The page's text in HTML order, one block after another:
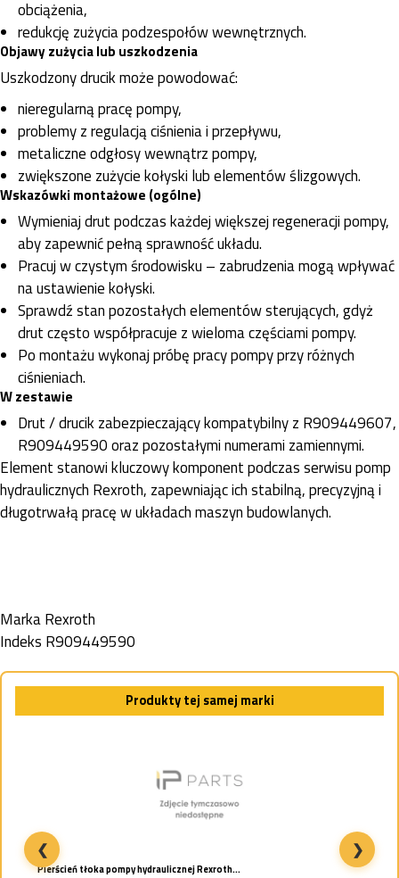
obciążenia,
redukcję zużycia podzespołów wewnętrznych.
Objawy zużycia lub uszkodzenia
Uszkodzony drucik może powodować:
nieregularną pracę pompy,
problemy z regulacją ciśnienia i przepływu,
metaliczne odgłosy wewnątrz pompy,
zwiększone zużycie kołyski lub elementów ślizgowych.
Wskazówki montażowe (ogólne)
Wymieniaj drut podczas każdej większej regeneracji pompy,
aby zapewnić pełną sprawność układu.
Pracuj w czystym środowisku – zabrudzenia mogą wpływać
na ustawienie kołyski.
Sprawdź stan pozostałych elementów sterujących, gdyż
drut często współpracuje z wieloma częściami pompy.
Po montażu wykonaj próbę pracy pompy przy różnych
ciśnieniach.
W zestawie
Drut / drucik zabezpieczający kompatybilny z R909449607,
R909449590 oraz pozostałymi numerami zamiennymi.
Element stanowi kluczowy komponent podczas serwisu pomp
hydraulicznych Rexroth, zapewniając ich stabilną, precyzyjną i
długotrwałą pracę w układach maszyn budowlanych.
MarkaRexroth
Indeks R909449590
Produkty tej samej marki
Pierścień tłoka pompy hydraulicznej Rexroth...
❮ ❯